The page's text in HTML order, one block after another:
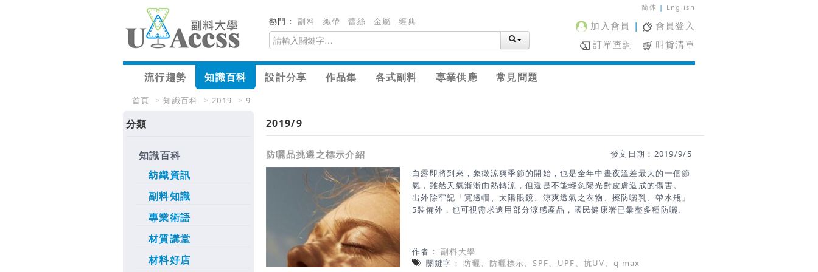
熱門：副料 織帶 蕾絲 金屬 經典
简体 | English
加入會員 |
會員登入
訂單查詢
叫貨清單
流行趨勢 知識百科 設計分享 作品集 各式副料 專業供應 常見問題
首頁 > 知識百科 > 2019 > 9
分類
知識百科
紡織資訊
副料知識
專業術語
材質講堂
材料好店
2019/9
防曬品挑選之標示介紹
發文日期：2019/9/5
白露即將到來，象徵涼爽季節的開始，也是全年中晝夜溫差最大的一個節
氣，雖然天氣漸漸由熱轉涼，但還是不能輕忽陽光對皮膚造成的傷害。
出外除牢記「寬邊帽、太陽眼鏡、涼爽透氣之衣物、擦防曬乳、帶水瓶」
5裝備外，也可視需求選用部分涼感產品，國民健康署已彙整多種防曬、
中文標示清楚的產品。
作者：副料大學
關鍵字： 防曬、防曬標示、SPF、UPF、抗UV、q max